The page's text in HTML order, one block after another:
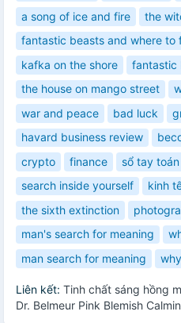
a song of ice and fire
the
fantastic beasts and where to
kafka on the shore
fantastic
the house on mango street
war and peace
bad luck
havard business review
crypto
finance sổ tay
search inside yourself
kinh
the sixth extinction
man's search for meaning
man search for meaning
Liên kết: Tinh chất sáng hồng
Dr. Belmeur Pink Blemish